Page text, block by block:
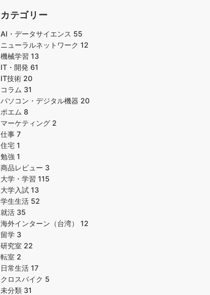
カテゴリー
AI・データサイエンス 55
ニューラルネットワーク 12
機械学習 13
IT・開発 61
IT技術 20
コラム 31
パソコン・デジタル機器 20
ポエム 8
マーケティング 2
仕事 7
住宅 1
勉強 1
商品レビュー 3
大学・学習 115
大学入試 13
学生生活 52
就活 35
海外インターン（台湾） 12
留学 3
研究室 22
転室 2
日常生活 17
クロスバイク 5
未分類 31